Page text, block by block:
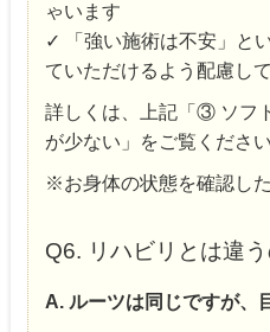
ゃいます
✓ 「強い施術は不安」と
ていただけるよう配慮し
詳しくは、上記「③ ソフ
が少ない」をご覧ください
※お身体の状態を確認し
Q6. リハビリとは違
A. ルーツは同じですが、